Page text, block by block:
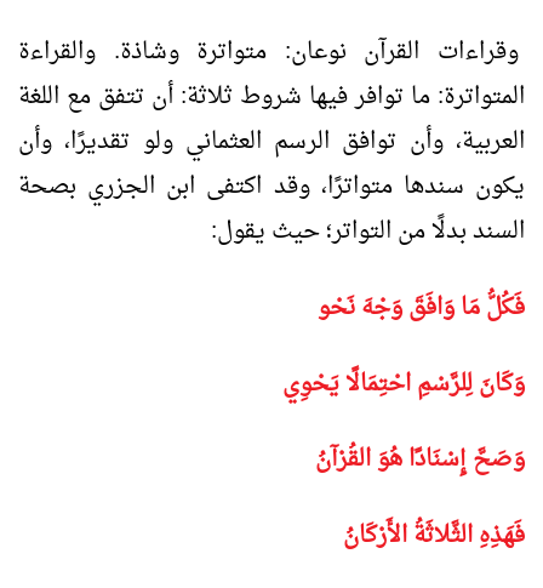
وقراءات القرآن نوعان: متواترة وشاذة. والقراءة
المتواترة: ما توافر فيها شروط ثلاثة: أن تتفق مع اللغة
العربية، وأن توافق الرسم العثماني ولو تقديرًا، وأن
يكون سندها متواترًا، وقد اكتفى ابن الجزري بصحة
السند بدلًا من التواتر؛ حيث يقول:
فَكُلُّ مَا وَافَقَ وَجْهَ نَحْو
وَكَانَ لِلرَّسْمِ احْتِمَالًا يَحْوِي
وَصَحَّ إِسْنَادًا هُوَ القُرْآنُ
فَهَذِهِ الثَّلاثَةُ الأَرْكَانُ